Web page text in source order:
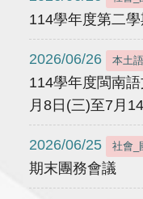
114學年度第二
2026/06/26 本土
114學年度閩南
月8日(三)至7月
2026/06/25 社會_
期末團務會議